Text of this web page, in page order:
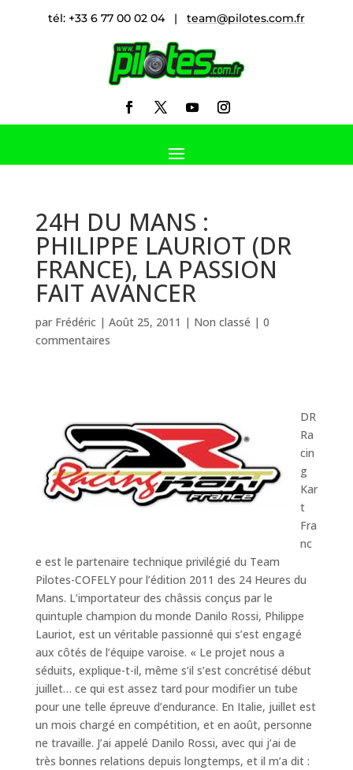
tél: +33 6 77 00 02 04 | team@pilotes.com.fr
24H DU MANS :
PHILIPPE LAURIOT (DR
FRANCE), LA PASSION
FAIT AVANCER
par Frédéric| Août 25, 2011 | Non classé | 0
commentaires
DR
Ra
cin
g
Kar
t
Fra
nc
e est le partenaire technique privilégié du Team
Pilotes-COFELY pour l’édition 2011 des 24 Heures du
Mans. L’importateur des châssis conçus par le
quintuple champion du monde Danilo Rossi, Philippe
Lauriot, est un véritable passionné qui s’est engagé
aux côtés de l’équipe varoise. « Le projet nous a
séduits, explique-t-il, même s’il s’est concrétisé début
juillet… ce qui est assez tard pour modifier un tube
pour une telle épreuve d’endurance. En Italie, juillet est
un mois chargé en compétition, et en août, personne
ne travaille. J’ai appelé Danilo Rossi, avec qui j’ai de
très bonnes relations depuis longtemps, et il m’a dit :